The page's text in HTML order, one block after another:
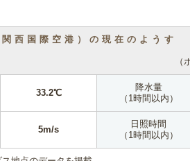
西国際空港）の現在のようす
（
33.2℃
降水量
（1時間以内）
5m/s
日照時間
（1時間以内）